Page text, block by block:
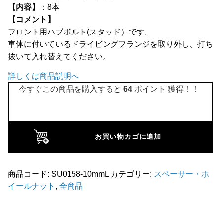
【内容】
：8本
【コメント】
フロント用ハブボルト(スタッド）です。
車体に付いているドライビングフランジを取り外し、打ち
抜いて入れ替えてください。
詳しくは商品説明へ
今すぐこの商品を購入すると 64 ポイント 獲得！！
ロ
ブ
ボ
お買い物カゴに追加
商品コード: SU0158-10mmL カテゴリー: スペーサー・ホ
イールナット , 全商品